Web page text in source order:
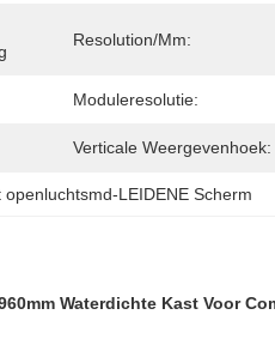
Resolution/mm:
Moduleresolutie:
Verticale Weergevenhoek:
openluchtsmd-LEIDENE Scherm
Waterdichte Kast Voor